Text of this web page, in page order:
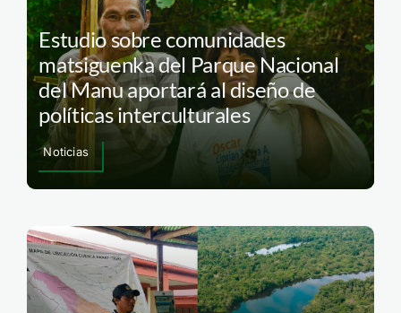
Estudio sobre comunidades
matsiguenka del Parque Nacional
del Manu aportará al diseño de
políticas interculturales
Noticias